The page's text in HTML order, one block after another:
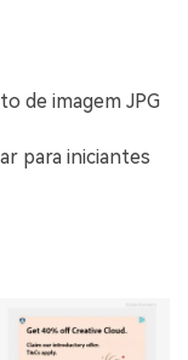
de imagem JPG
para iniciantes